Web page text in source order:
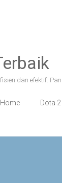
dan efektif.
Home Dota 2